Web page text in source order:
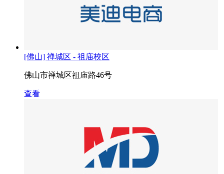
[佛山] 禅城区 - 祖庙校区
佛山市禅城区祖庙路46号
查看